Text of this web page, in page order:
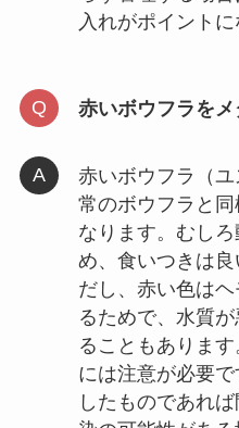
入れがポイントに
赤いボウフラを
赤いボウフラ（
常のボウフラと
なります。むし
め、食いつきは
だし、赤い色は
るためで、水質
ることもありま
には注意が必要
したものであれ